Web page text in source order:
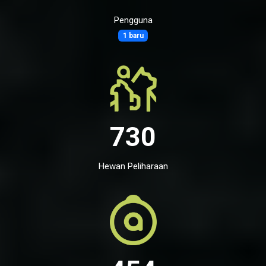
Pengguna
1 baru
730
Hewan Peliharaan